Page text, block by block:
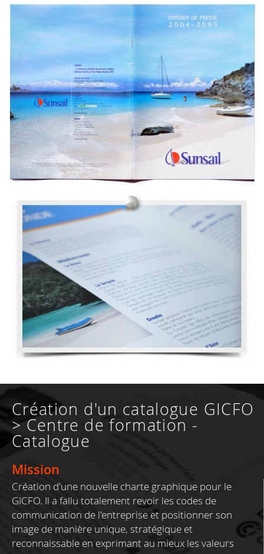
Création d'un catalogue GICFO
> Centre de formation -
Catalogue
Mission
Création d'une nouvelle charte graphique pour le
GICFO. Il a fallu totalement revoir les codes de
communication de l'entreprise et positionner son
image de manière unique, stratégique et
reconnaissable en exprimant au mieux les valeurs